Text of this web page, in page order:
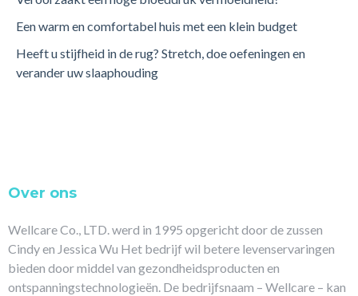
Een warm en comfortabel huis met een klein budget
Heeft u stijfheid in de rug? Stretch, doe oefeningen en
verander uw slaaphouding
Over ons
Wellcare Co., LTD. werd in 1995 opgericht door de zussen
Cindy en Jessica Wu Het bedrijf wil betere levenservaringen
bieden door middel van gezondheidsproducten en
ontspanningstechnologieën. De bedrijfsnaam – Wellcare – kan